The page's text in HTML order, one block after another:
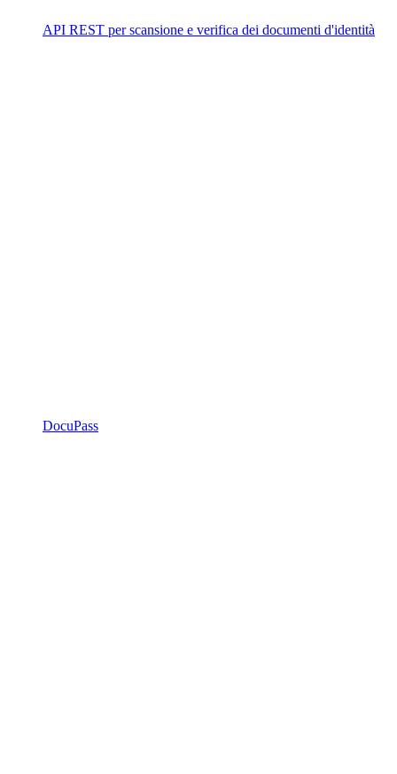
API REST per scansione e verifica dei documenti d'identità
DocuPass